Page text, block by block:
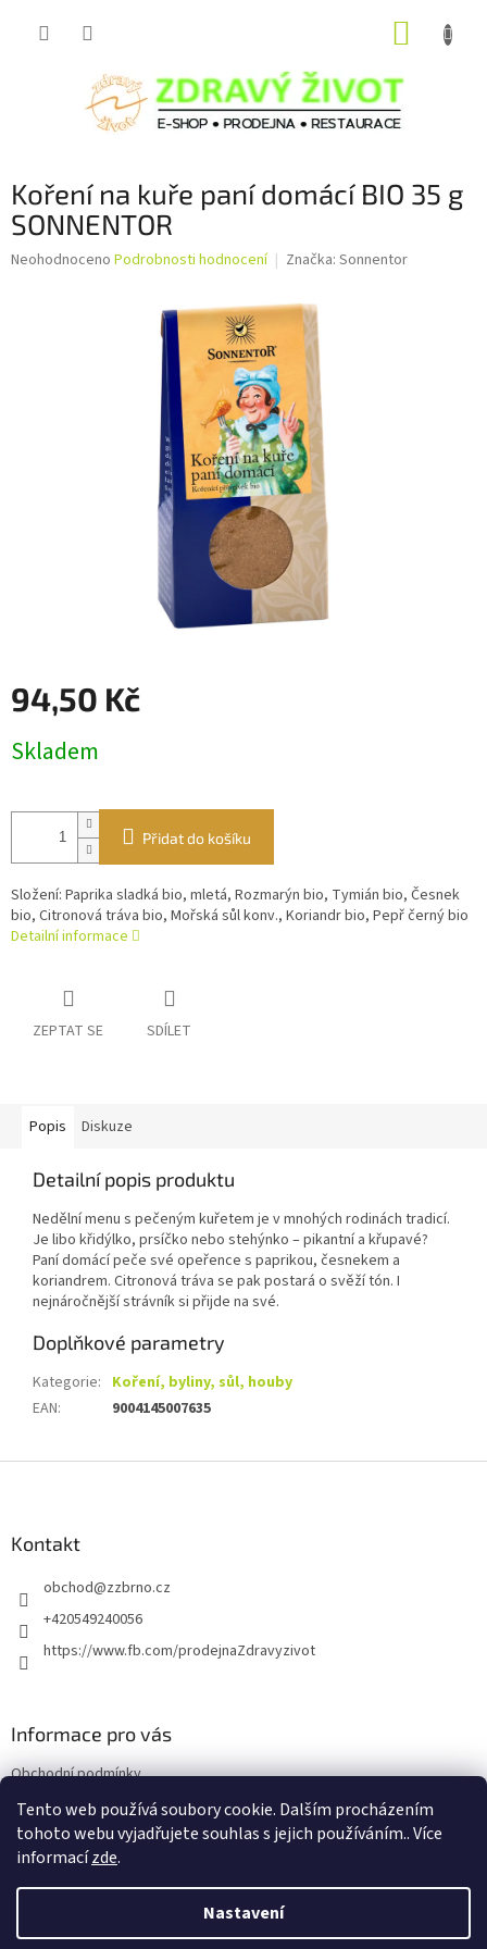
Tento web používá soubory cookie. Dalším procházením
tohoto webu vyjadřujete souhlas s jejich používáním.. Více
informacízde.
Nastavení
Koření na kuře paní domácí BIO 35 g
SONNENTOR
Průměrné
Neohodnoceno Podrobnosti hodnocení Značka: Sonnentor
94,50 Kč
cena:
Skladem
Přidat do košíku
Složení: Paprika sladká bio, mletá, Rozmarýn bio, Tymián bio, Česnek
bio, Citronová tráva bio, Mořská sůl konv., Koriandr bio, Pepř černý bio
Detailní informace
ZEPTAT SE SDÍLET
Popis Diskuze
Detailní popis produktu
Nedělní menu s pečeným kuřetem je v mnohých rodinách tradicí.
Je libo křidýlko, prsíčko nebo stehýnko – pikantní a křupavé?
Paní domácí peče své opeřence s paprikou, česnekem a
koriandrem. Citronová tráva se pak postará o svěží tón. I
nejnáročnější strávník si přijde na své.
Doplňkové parametry
Kategorie: Koření, byliny, sůl, houby
EAN: 9004145007635
Kontakt
obchod@zzbrno.cz
+420549240056
https://www.fb.com/prodejnaZdravyzivot
Informace pro vás
Obchodní podmínky
Podmínky ochrany osobních údajů